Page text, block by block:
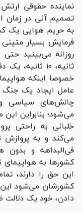
نماینده حقوقی
تصمیم آنی در زمان
به حریم هوایی یک
فرمایش بسیار
ثانیه، ۱۰
خصوصا اینکه
عامل ایجاد یک جنگ
چالش‌های سیاسی و
می‌شود؛ بنابراین
خلبانی به راحتی
می‌کند و به
فی‌البداهه و بدون
کشور‌ها به هواپیمای
این حق را دارند،
کشورشان می‌شود این
دادن، خود یک